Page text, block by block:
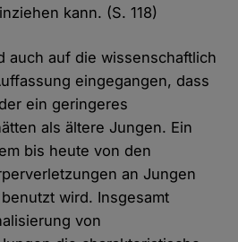
kann. (S. 118)
auch auf die wissenschaftlich
eingegangen, dass
ein geringeres
als ältere Jungen. Ein
bis heute von den
an Jungen
wird. Insgesamt
von